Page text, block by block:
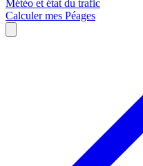
Météo et état du trafic
Calculer mes Péages